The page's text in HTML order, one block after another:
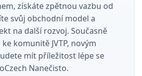
získáte zpětnou vazbu od
svůj obchodní model a
na další rozvoj. Současně
komunitě JVTP, novým
mít příležitost lépe se
Nanečisto.